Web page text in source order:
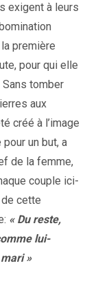
exigent à leurs
première
pour qui elle
Sans tomber
aux
créé à l’image
un but, a
de la femme,
couple ici-
cette
« Du reste,
lui-
»